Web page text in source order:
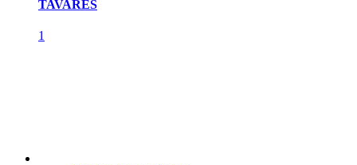
TAVARES
1